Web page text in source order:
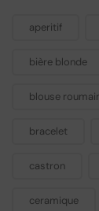
aperitif
bière blonde
blouse
bracelet
castron
ceramique